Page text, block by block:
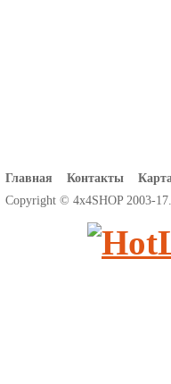
Главная Контакты
Copyright © 4x4SHOP 2003-